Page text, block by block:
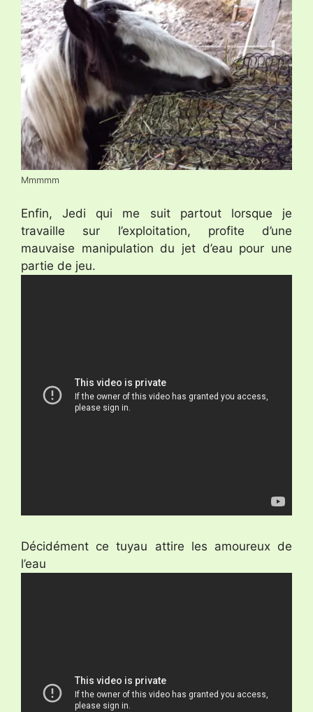
Mmmmm
Enfin, Jedi qui me suit partout lorsque je
travaille sur l’exploitation, profite d’une
mauvaise manipulation du jet d’eau pour une
partie de jeu.
Décidément ce tuyau attire les amoureux de
l’eau